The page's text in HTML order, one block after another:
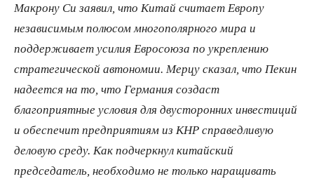
Макрону Си заявил, что Китай считает Европу
независимым полюсом многополярного мира и
поддерживает усилия Евросоюза по укреплению
стратегической автономии. Мерцу сказал, что Пекин
надеется на то, что Германия создаст
благоприятные условия для двусторонних инвестиций
и обеспечит предприятиям из КНР справедливую
деловую среду. Как подчеркнул китайский
председатель, необходимо не только наращивать